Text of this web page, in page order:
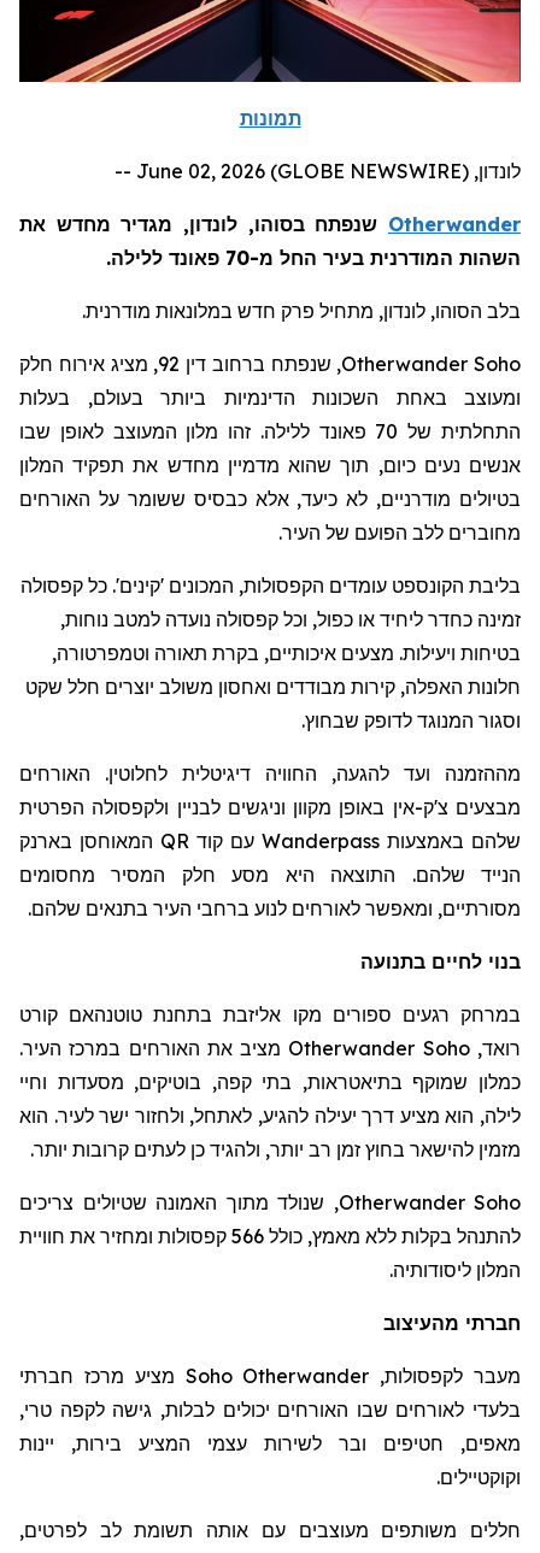
תמונות
לונדון, June 02, 2026 (GLOBE NEWSWIRE) --
Otherwander שנפתח בסוהו, לונדון, מגדיר מחדש את
השהות המודרנית בעיר החל מ-70 פאונד ללילה.
בלב הסוהו, לונדון, מתחיל פרק חדש במלונאות מודרנית.
Otherwander Soho
, שנפתח ברחוב דין 92, מציג אירוח חלק
ומעוצב באחת השכונות הדינמיות ביותר בעולם, בעלות
התחלתית של 70 פאונד ללילה. זהו מלון המעוצב לאופן שבו
אנשים נעים כיום, תוך שהוא מדמיין מחדש את תפקיד המלון
בטיולים מודרניים, לא כיעד, אלא כבסיס ששומר על האורחים
מחוברים ללב הפועם של העיר.
בליבת הקונספט עומדים הקפסולות, המכונים 'קינים'. כל קפסולה
זמינה כחדר ליחיד או כפול, וכל קפסולה נועדה למטב נוחות,
בטיחות ויעילות. מצעים איכותיים, בקרת תאורה וטמפרטורה,
חלונות האפלה, קירות מבודדים ואחסון משולב יוצרים חלל שקט
וסגור המנוגד לדופק שבחוץ.
מההזמנה ועד להגעה, החוויה דיגיטלית לחלוטין. האורחים
מבצעים צ'ק-אין באופן מקוון וניגשים לבניין ולקפסולה הפרטית
שלהם באמצעות Wanderpass עם קוד QR המאוחסן בארנק
הנייד שלהם. התוצאה היא מסע חלק המסיר מחסומים
מסורתיים, ומאפשר לאורחים לנוע ברחבי העיר בתנאים שלהם.
בנוי לחיים בתנועה
במרחק רגעים ספורים מקו אליזבת בתחנת טוטנהאם קורט
רואד,
Otherwander Soho מציב את האורחים במרכז העיר.
כמלון שמוקף בתיאטראות, בתי קפה, בוטיקים, מסעדות וחיי
לילה, הוא מציע דרך יעילה להגיע, לאתחל, ולחזור ישר לעיר. הוא
מזמין להישאר בחוץ זמן רב יותר, ולהגיד כן לעתים קרובות יותר.
Otherwander Soho, שנולד מתוך האמונה שטיולים צריכים
להתנהל בקלות ללא מאמץ, כולל 566 קפסולות ומחזיר את חוויית
המלון ליסודותיה.
חברתי מהעיצוב
מעבר לקפסולות, Otherwander
Soho מציע מרכז חברתי
בלעדי לאורחים שבו האורחים יכולים לבלות, גישה לקפה טרי,
מאפים, חטיפים ובר לשירות עצמי המציע בירות, יינות
וקוקטיילים.
חללים משותפים מעוצבים עם אותה תשומת לב לפרטים,